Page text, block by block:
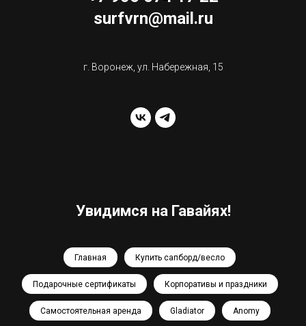
surfvrn@mail.ru
г. Воронеж, ул. Набережная, 15
Увидимся на Гавайях!
Главная Купить сапборд/весло
Подарочные сертификаты Корпоративы и праздники
Самостоятельная аренда Gladiator Anomy